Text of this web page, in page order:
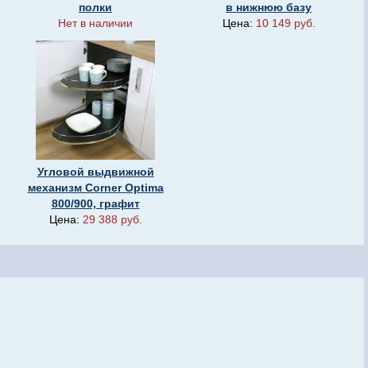
полки
Нет в наличии
в нижнюю базу
Цена: 10 149 руб.
Угловой выдвижной
механизм Corner Optima
800/900, графит
Цена: 29 388 руб.